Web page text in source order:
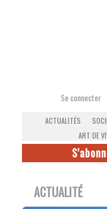
Se connecter
ACTUALITÉS
ART DE
ACTUALITÉ